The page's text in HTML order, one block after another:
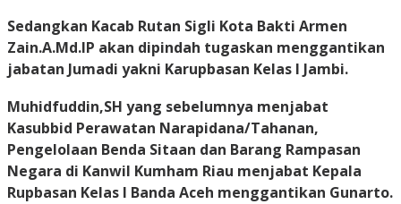
Sedangkan Kacab Rutan Sigli Kota Bakti Armen
Zain.A.Md.IP akan dipindah tugaskan menggantikan
jabatan Jumadi yakni Karupbasan Kelas I Jambi.
Muhidfuddin,SH yang sebelumnya menjabat
Kasubbid Perawatan Narapidana/Tahanan,
Pengelolaan Benda Sitaan dan Barang Rampasan
Negara di Kanwil Kumham Riau menjabat Kepala
Rupbasan Kelas I Banda Aceh menggantikan Gunarto.